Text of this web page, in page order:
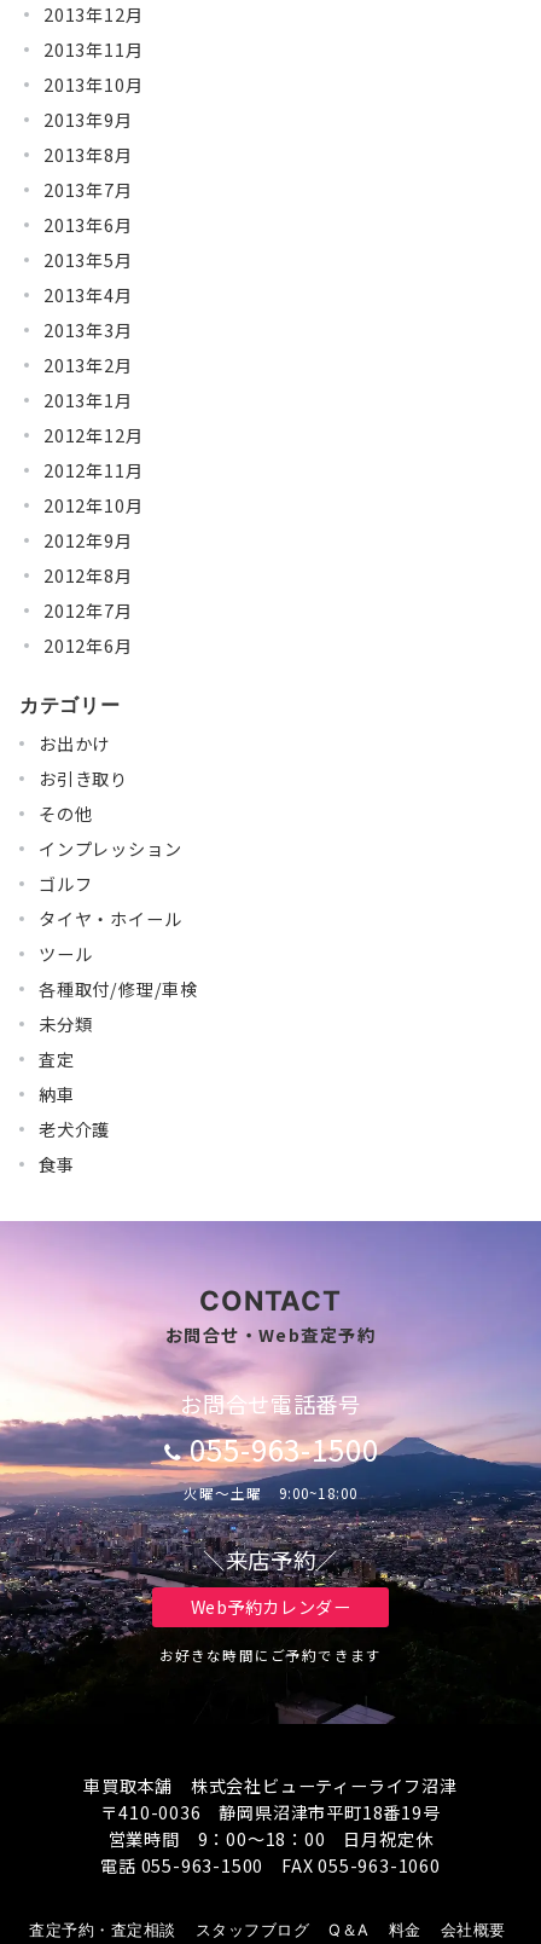
2013年12月
2013年11月
2013年10月
2013年9月
2013年8月
2013年7月
2013年6月
2013年5月
2013年4月
2013年3月
2013年2月
2013年1月
2012年12月
2012年11月
2012年10月
2012年9月
2012年8月
2012年7月
2012年6月
カテゴリー
お出かけ
お引き取り
その他
インプレッション
ゴルフ
タイヤ・ホイール
ツール
各種取付/修理/車検
未分類
査定
納車
老犬介護
食事
CONTACT
お問合せ・Web査定予約
お問合せ電話番号
055-963-1500
火曜～土曜 9:00~18:00
＼来店予約／
Web予約カレンダー
お好きな時間にご予約できます
車買取本舗 株式会社ビューティーライフ沼津
〒410-0036 静岡県沼津市平町18番19号
営業時間 9：00～18：00 日月祝定休
電話 055-963-1500 FAX 055-963-1060
査定予約・査定相談 スタッフブログ Q＆A 料金 会社概要